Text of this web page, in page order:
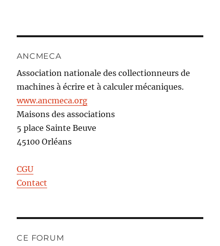
ANCMECA
Association nationale des collectionneurs de
machines à écrire et à calculer mécaniques.
www.ancmeca.org
Maisons des associations
5 place Sainte Beuve
45100 Orléans
CGU
Contact
CE FORUM